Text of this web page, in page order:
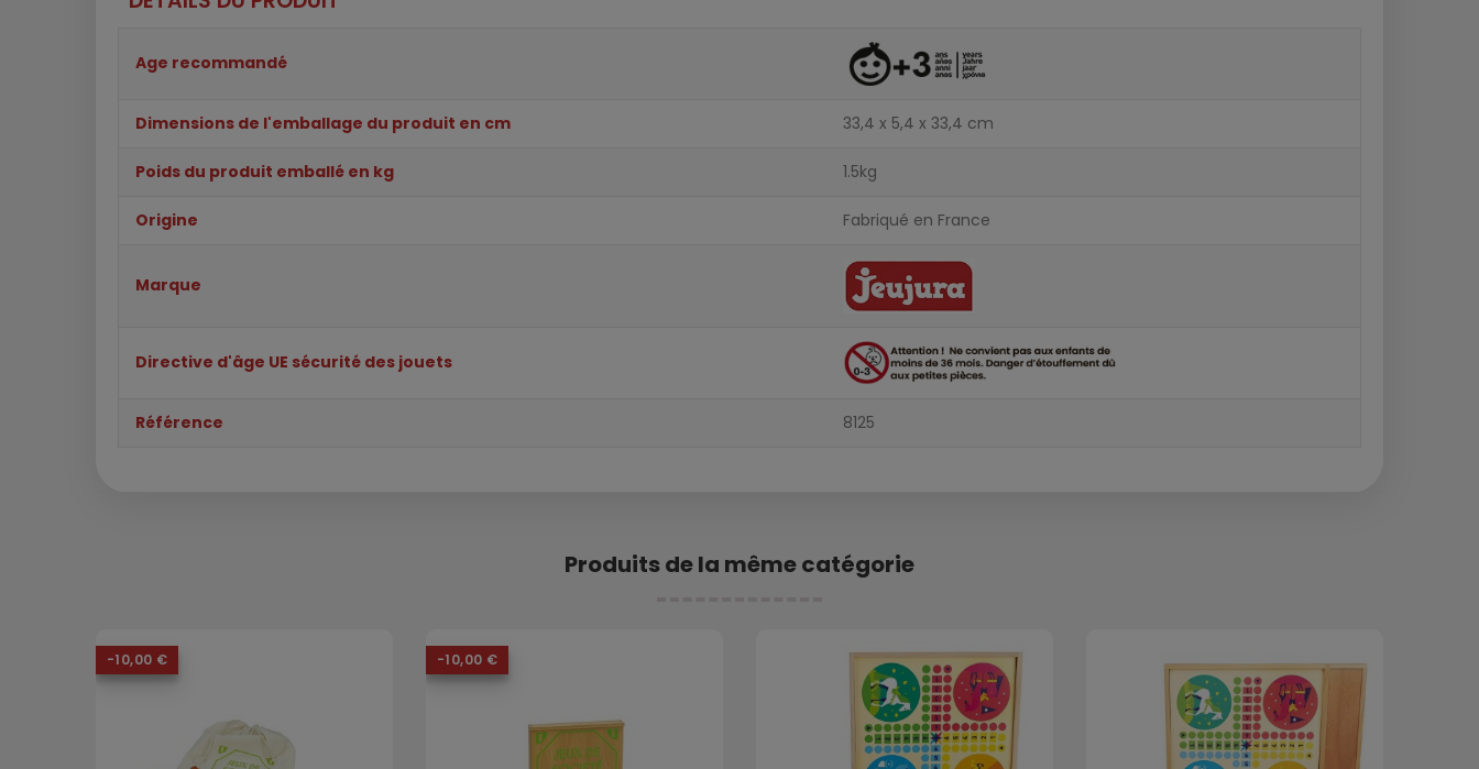
Age recommandé
Dimensions de l'emballage du produit en cm 33,4 x 5,4 x 33,4 cm
Poids du produit emballé en kg 1.5kg
Origine Fabriqué en France
Marque
Directive d'âge UE sécurité des jouets
Référence 8125
Produits de la même catégorie
-10,00 € -10,00 €